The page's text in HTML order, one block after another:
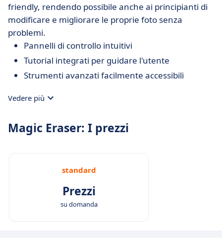
friendly, rendendo possibile anche ai principianti di
modificare e migliorare le proprie foto senza
problemi.
Pannelli di controllo intuitivi
Tutorial integrati per guidare l'utente
Strumenti avanzati facilmente accessibili
Vedere più
Magic Eraser: I prezzi
standard
Prezzi
su domanda